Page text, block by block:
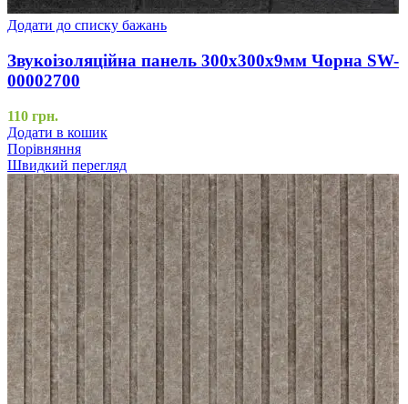
Додати до списку бажань
Звукоізоляційна панель 300х300х9мм Чорна SW-
00002700
110 грн.
Додати в кошик
Порівняння
Швидкий перегляд